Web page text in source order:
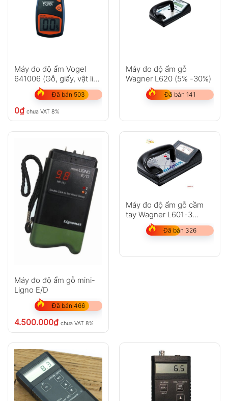
Máy đo độ ẩm Vogel
641006 (Gỗ, giấy, vật liệu
xây dựng)
Đã bán 503
0₫ chưa VAT 8%
Máy đo độ ẩm gỗ
Wagner L620 (5% -30%)
Đã bán 141
Máy đo độ ẩm gỗ mini-
Ligno E/D
Đã bán 466
4.500.000₫ chưa VAT 8%
Máy đo độ ẩm gỗ cầm
tay Wagner L601-3
(5%~30%)
Đã bán 326